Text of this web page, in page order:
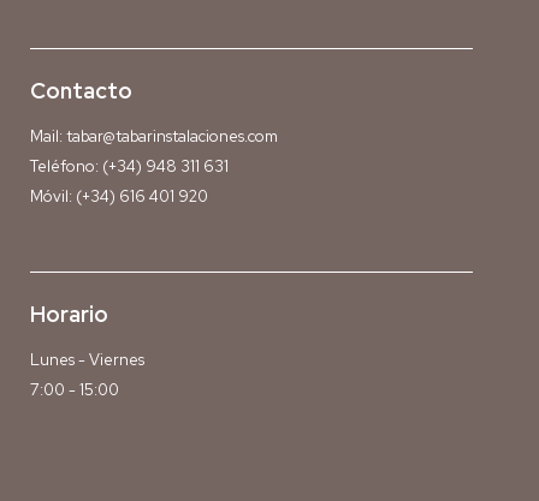
Contacto
Mail: tabar@tabarinstalaciones.com
Teléfono: (+34) 948 311 631
Móvil: (+34) 616 401 920
Horario
Lunes - Viernes
7:00 - 15:00